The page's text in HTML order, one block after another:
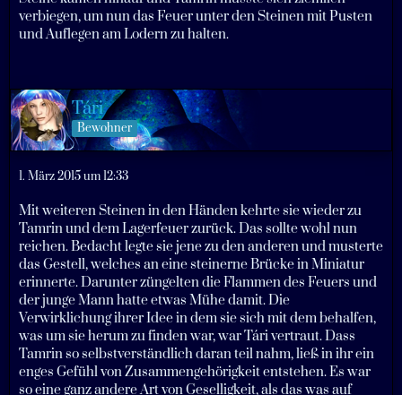
verbiegen, um nun das Feuer unter den Steinen mit Pusten
und Auflegen am Lodern zu halten.
Tári
Bewohner
1. März 2015 um 12:33
Mit weiteren Steinen in den Händen kehrte sie wieder zu
Tamrin und dem Lagerfeuer zurück. Das sollte wohl nun
reichen. Bedacht legte sie jene zu den anderen und musterte
das Gestell, welches an eine steinerne Brücke in Miniatur
erinnerte. Darunter züngelten die Flammen des Feuers und
der junge Mann hatte etwas Mühe damit. Die
Verwirklichung ihrer Idee in dem sie sich mit dem behalfen,
was um sie herum zu finden war, war Tári vertraut. Dass
Tamrin so selbstverständlich daran teil nahm, ließ in ihr ein
enges Gefühl von Zusammengehörigkeit entstehen. Es war
so eine ganz andere Art von Geselligkeit, als das was auf